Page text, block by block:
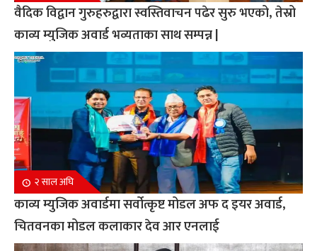
वैदिक विद्वान गुरुहरुद्वारा स्वस्तिवाचन पढेर सुरु भएको, तेस्रो
काव्य म्युजिक अवार्ड भव्यताका साथ सम्पन्न |
२ साल अघि
काव्य म्युजिक अवार्डमा सर्वोत्कृष्ट मोडल अफ द इयर अवार्ड,
चितवनका मोडल कलाकार देव आर एनलाई